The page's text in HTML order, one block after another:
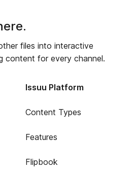
files into interactive
content for every channel.
Issuu Platform
Content Types
Features
Flipbook